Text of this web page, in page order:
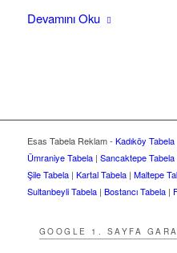
Devamını Oku
Esas Tabela Reklam - Kadıköy Tabela
Ümraniye Tabela| Sancaktepe Tabela
Şile Tabela| Kartal Tabela| Maltepe
Sultanbeyli Tabela| Bostancı Tabela|
GOOGLE 1. SAYFA